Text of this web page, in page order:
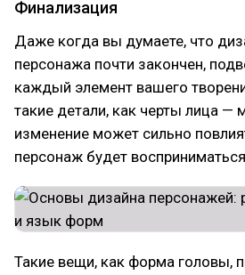
Финализация
Даже когда вы думаете, что
персонажа почти закончен,
каждый элемент вашего
такие детали, как черты лица —
изменение может сильно
персонаж будет
Такие вещи, как форма головы,